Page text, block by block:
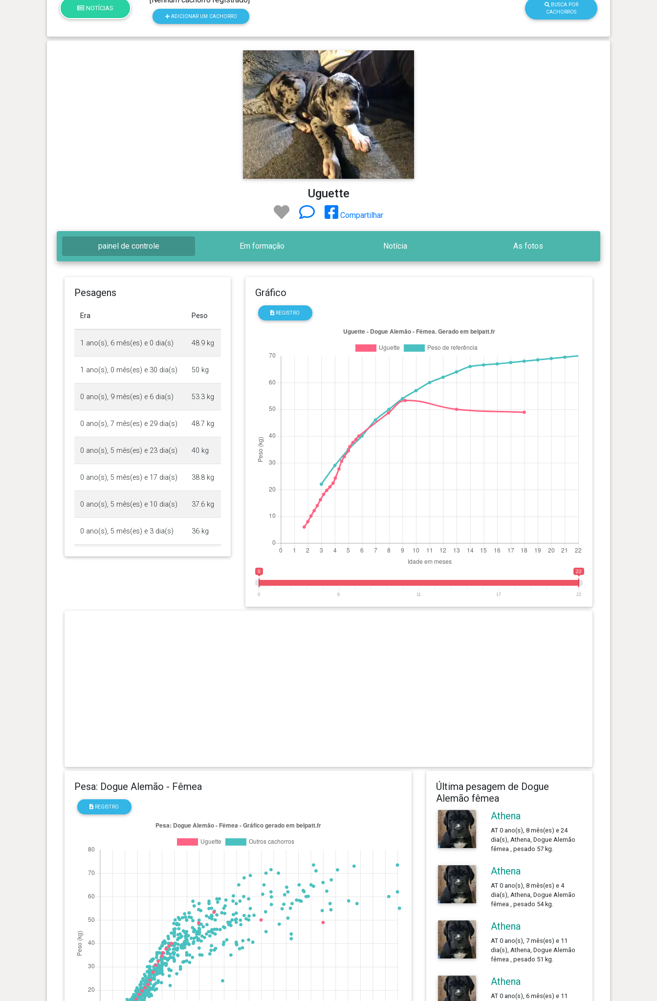
NOTÍCIAS
ADICIONAR UM CACHORRO
BUSCA POR
CACHORROS
Uguette
Compartilhar
painel de controle Em formação Notícia As fotos
Pesagens
Era Peso
1 ano(s), 6 mês(es) e 0 dia(s) 48.9 kg
1 ano(s), 0 mês(es) e 30 dia(s) 50 kg
0 ano(s), 9 mês(es) e 6 dia(s) 53.3 kg
0 ano(s), 7 mês(es) e 29 dia(s) 48.7 kg
0 ano(s), 5 mês(es) e 23 dia(s) 40 kg
0 ano(s), 5 mês(es) e 17 dia(s) 38.8 kg
0 ano(s), 5 mês(es) e 10 dia(s) 37.6 kg
0 ano(s), 5 mês(es) e 3 dia(s) 36 kg
0 ano(s), 4 mês(es) e 30 dia(s) 34.5 kg
0 ano(s), 2 mês(es) e 28 dia(s)
0 ano(s), 2 mês(es) e 21 dia(s) 14 kg
0 ano(s), 2 mês(es) e 14 dia(s)
8 kg
0 ano(s), 1 mês(es) e 22 dia(s) 6 kg
Gráfico
REGISTRO
0 22
0 6 11 17 22
Pesa: Dogue Alemão - Fêmea
REGISTRO
Última pesagem de Dogue
Alemão fêmea
Athena
AT 0 ano(s), 8 mês(es) e 24
dia(s), Athena, Dogue Alemão
fêmea , pesado 57 kg.
Athena
AT 0 ano(s), 8 mês(es) e 4
dia(s), Athena, Dogue Alemão
fêmea , pesado 54 kg.
Athena
AT 0 ano(s), 7 mês(es) e 11
dia(s), Athena, Dogue Alemão
fêmea , pesado 51 kg.
Athena
AT 0 ano(s), 6 mês(es) e 11